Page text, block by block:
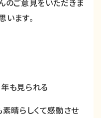
います。
も見られる
素晴らしくて感動させ